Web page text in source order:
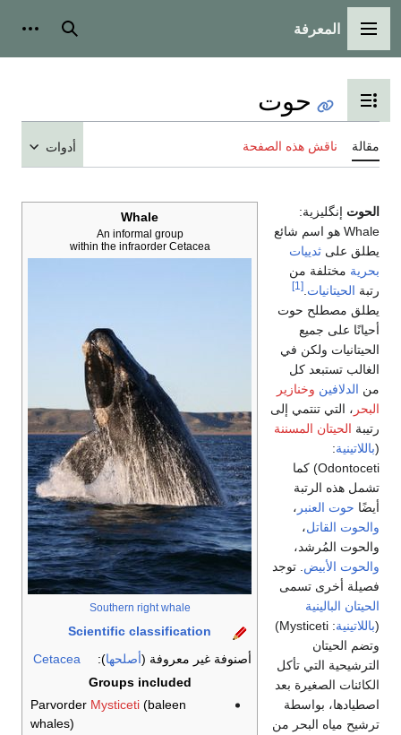
القائمة الرئيسية
المعرفة بحث
تبديل عرض جدول المحتويات
حوت
مقالة ناقش هذه الصفحة أدوات
Whale
An informal group
within the infraorder Cetacea
Southern right whale
Scientific classification
أصنوفة غير معروفة (أصلحها):
Cetacea
Groups included
Parvorder Mysticeti(baleen
whales)
الحوت إنگليزية:
Whale هو اسم شائع
يطلق على ثدييات
بحرية مختلفة من
رتبة الحيتانيات [1]
يطلق مصطلح حوت
أحيانًا على جميع
الحيتانيات ولكن في
الغالب تستبعد كل
من الدلافين وخنازير
البحر ، التي تنتمي إلى
رتيبة الحيتان المسننة
(باللاتينية:
Odontoceti) كما
تشمل هذه الرتبة
أيضًا حوت العنبر ،
والحوت القاتل،
والحوت المُرشد،
والحوت الأبيض . توجد
فصيلة أخرى تسمى
الحيتان البالينية
(باللاتينية:
Mysticeti
)
وتضم الحيتان
الترشيحية التي تأكل
الكائنات الصغيرة بعد
اصطيادها، بواسطة
ترشيح مياه البحر من